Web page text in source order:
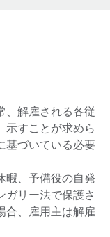
、解雇される各従
示すことが求めら
基づいている必要
暇、予備役の自発
ガリー法で保護さ
合、雇用主は解雇